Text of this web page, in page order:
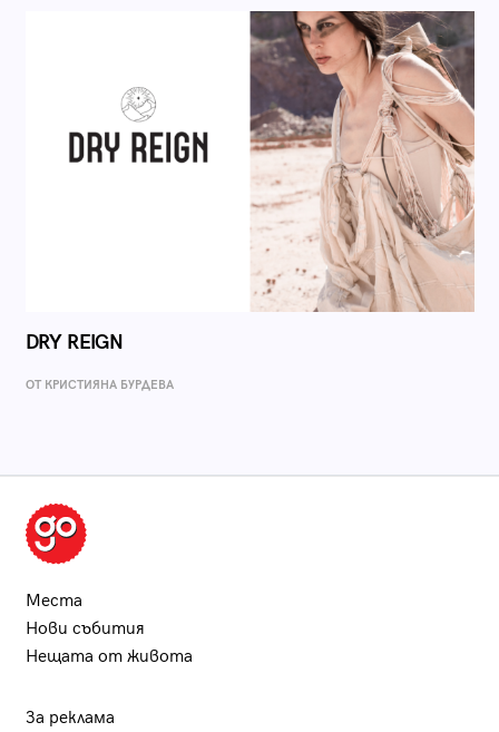
DRY REIGN
ОТ КРИСТИЯНА БУРДЕВА
Места
Нови събития
Нещата от живота
За реклама